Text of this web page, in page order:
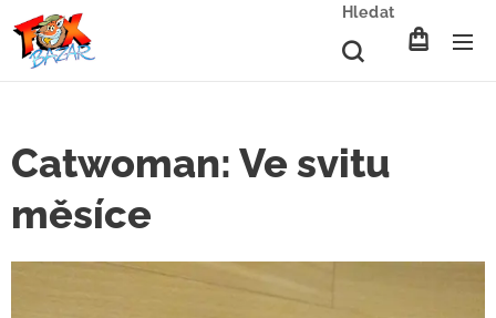
Hledat
Catwoman: Ve svitu
měsíce